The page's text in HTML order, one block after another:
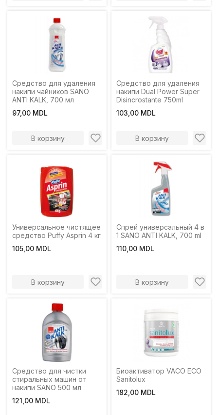
Средство для удаления
накипи чайников SANO
ANTI KALK, 700 мл
97,00 MDL
В корзину
Средство для удаления
накипи Dual Power Super
Disincrostante 750ml
103,00 MDL
В корзину
Универсальное чистящее
средство Puffy Asprin 4 кг
105,00 MDL
В корзину
Спрей универсальный 4 в
1 SANO ANTI KALK, 700 ml
110,00 MDL
В корзину
Средство для чистки
стиральных машин от
накипи SANO 500 мл
121,00 MDL
Биоактиватор VACO ECO
Sanitolux
182,00 MDL